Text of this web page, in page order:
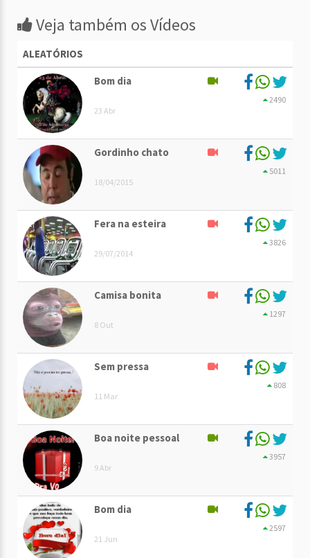
Veja também os Vídeos
ALEATÓRIOS
Bom dia
23 Abr
2490
Gordinho chato
18/04/2015
5011
Fera na esteira
29/07/2014
3826
Camisa bonita
8 Out
1297
Sem pressa
11 Mar
808
Boa noite pessoal
9 Abr
3957
Bom dia
21 Jun
2597